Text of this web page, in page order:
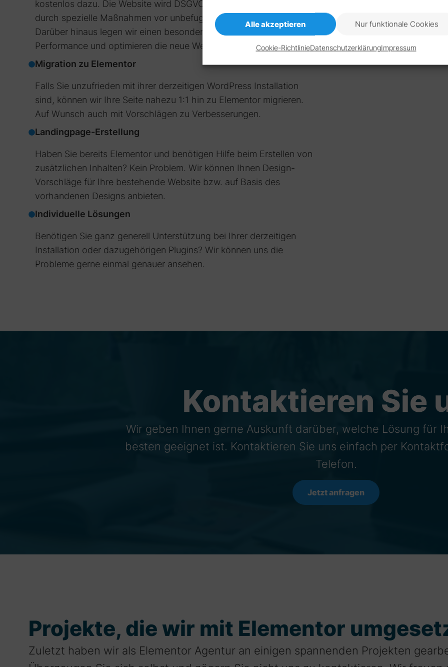
Alle akzeptieren Nur funktionale Cookies
Cookie-RichtlinieDatenschutzerklärungImpressum
kostenlos dazu. Die Website wird DSGVO-konform umgesetzt und
durch spezielle Maßnahmen vor unbefugtem Zugriff geschützt.
Darüber hinaus legen wir einen besonderen Wert auf die
Performance und optimieren die neue Website für kurze Ladezeiten.
Migration zu Elementor
Falls Sie unzufrieden mit ihrer derzeitigen WordPress Installation
sind, können wir Ihre Seite nahezu 1:1 hin zu Elementor migrieren.
Auf Wunsch auch mit Vorschlägen zu Verbesserungen.
Landingpage-Erstellung
Haben Sie bereits Elementor und benötigen Hilfe beim Erstellen von
zusätzlichen Inhalten? Kein Problem. Wir können Ihnen Design-
Vorschläge für Ihre bestehende Website bzw. auf Basis des
vorhandenen Designs anbieten.
Individuelle Lösungen
Benötigen Sie ganz generell Unterstützung bei Ihrer derzeitigen
Installation oder dazugehörigen Plugins? Wir können uns die
Probleme gerne einmal genauer ansehen.
Kontaktieren Sie
Wir geben Ihnen gerne Auskunft darüber, welche Lösung für
besten geeignet ist. Kontaktieren Sie uns einfach per
Telefon.
Jetzt anfragen
Projekte, die wir mit Elementor
Zuletzt haben wir als Elementor Agentur an einigen spannenden Projekten